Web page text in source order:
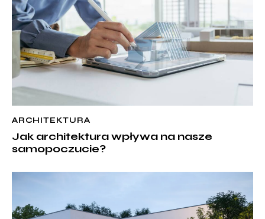
ARCHITEKTURA
Jak architektura wpływa na nasze
samopoczucie?